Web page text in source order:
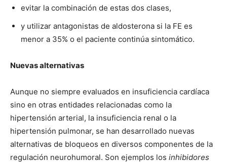
evitar la combinación de estas dos clases,
y utilizar antagonistas de aldosterona si la FE es
menor a 35% o el paciente continúa sintomático.
Nuevas alternativas
Aunque no siempre evaluados en insuficiencia cardíaca
sino en otras entidades relacionadas como la
hipertensión arterial, la insuficiencia renal o la
hipertensión pulmonar, se han desarrollado nuevas
alternativas de bloqueos en diversos componentes de la
regulación neurohumoral. Son ejemplos los inhibidores